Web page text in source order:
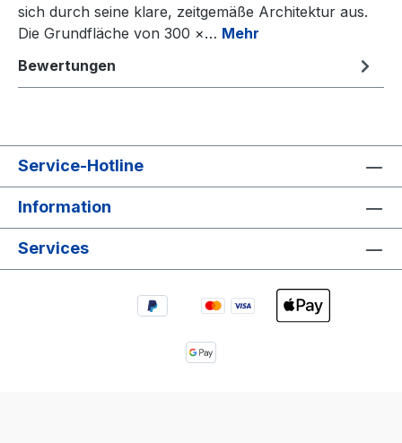
sich durch seine klare, zeitgemäße Architektur aus.
Die Grundfläche von 300 ×… Mehr
Bewertungen
Service-Hotline
Information
Services